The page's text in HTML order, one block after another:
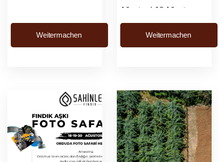
Weitermachen
Ağustos ) 18 Ağustos
Cuma saat: 09:00-20:00
kayıt işlemleri
Weitermachen